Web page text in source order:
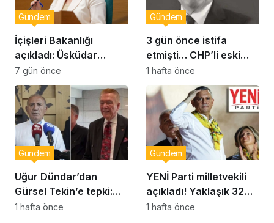
İçişleri Bakanlığı
açıkladı: Üsküdar
Belediye Başkanı
Sinem Dedetaş
görevden uzaklaştırıldı
Gündem
7 gün önce
3 gün önce istifa
etmişti… CHP’li eski
vekil Orhan Ziya Diren
hayatını kaybetti!
Gündem
1 hafta önce
Uğur Dündar’dan
Gürsel Tekin’e tepki:
Hakkında suç
Gündem
1 hafta önce
YENİ Parti milletvekili
açıkladı! Yaklaşık 32
bin yurttaş bağış yaptı:
Gündem
1 hafta önce